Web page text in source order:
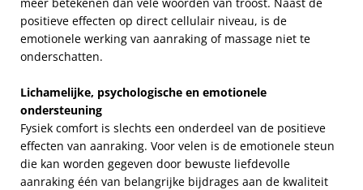
positieve effecten op direct cellulair niveau, is de
emotionele werking van aanraking of massage niet te
onderschatten.
Lichamelijke, psychologische en emotionele
ondersteuning
Fysiek comfort is slechts een onderdeel van de positieve
effecten van aanraking. Voor velen is de emotionele steun
die kan worden gegeven door bewuste liefdevolle
aanraking één van belangrijke bijdrages aan de kwaliteit